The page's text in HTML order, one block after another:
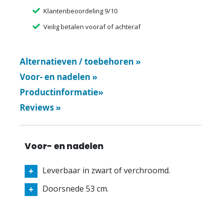
Klantenbeoordeling 9/10
Veilig betalen vooraf of achteraf
Alternatieven / toebehoren »
Voor- en nadelen »
Productinformatie»
Reviews »
Voor- en nadelen
Leverbaar in zwart of verchroomd.
Doorsnede 53 cm.